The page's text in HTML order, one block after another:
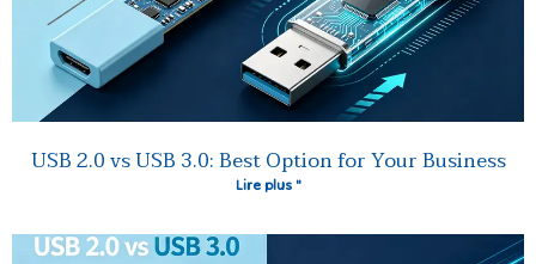
USB 2.0 vs USB 3.0: Best Option for Your Business
Lire plus "